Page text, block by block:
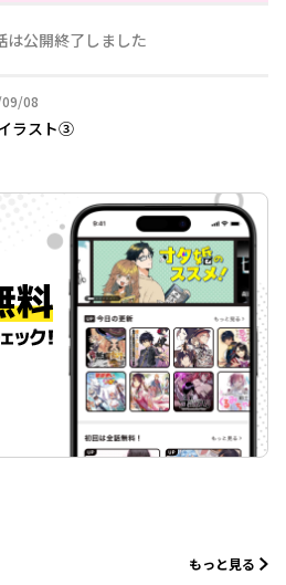
は公開終了しました
08
09月08日
ラスト③
もっと見る